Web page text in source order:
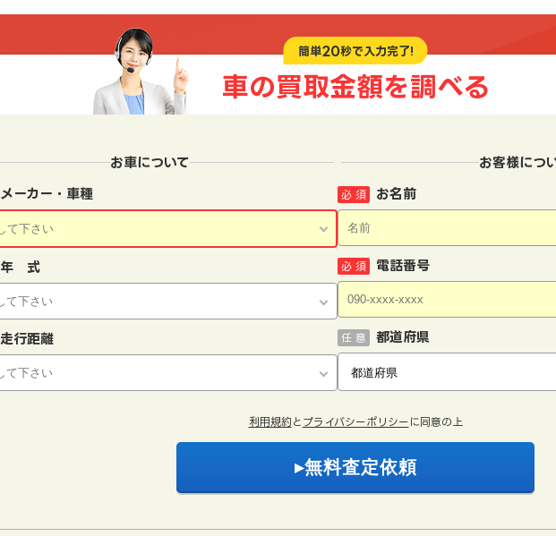
簡単20秒で入力完了!
車の買取金額を調べる
お車について
メーカー・車種
年 式
走行距離
お客様につ
お名前
必 須
電話番号
必 須
都道府県
任 意
利用規約 と プライバシーポリシー に同意の上